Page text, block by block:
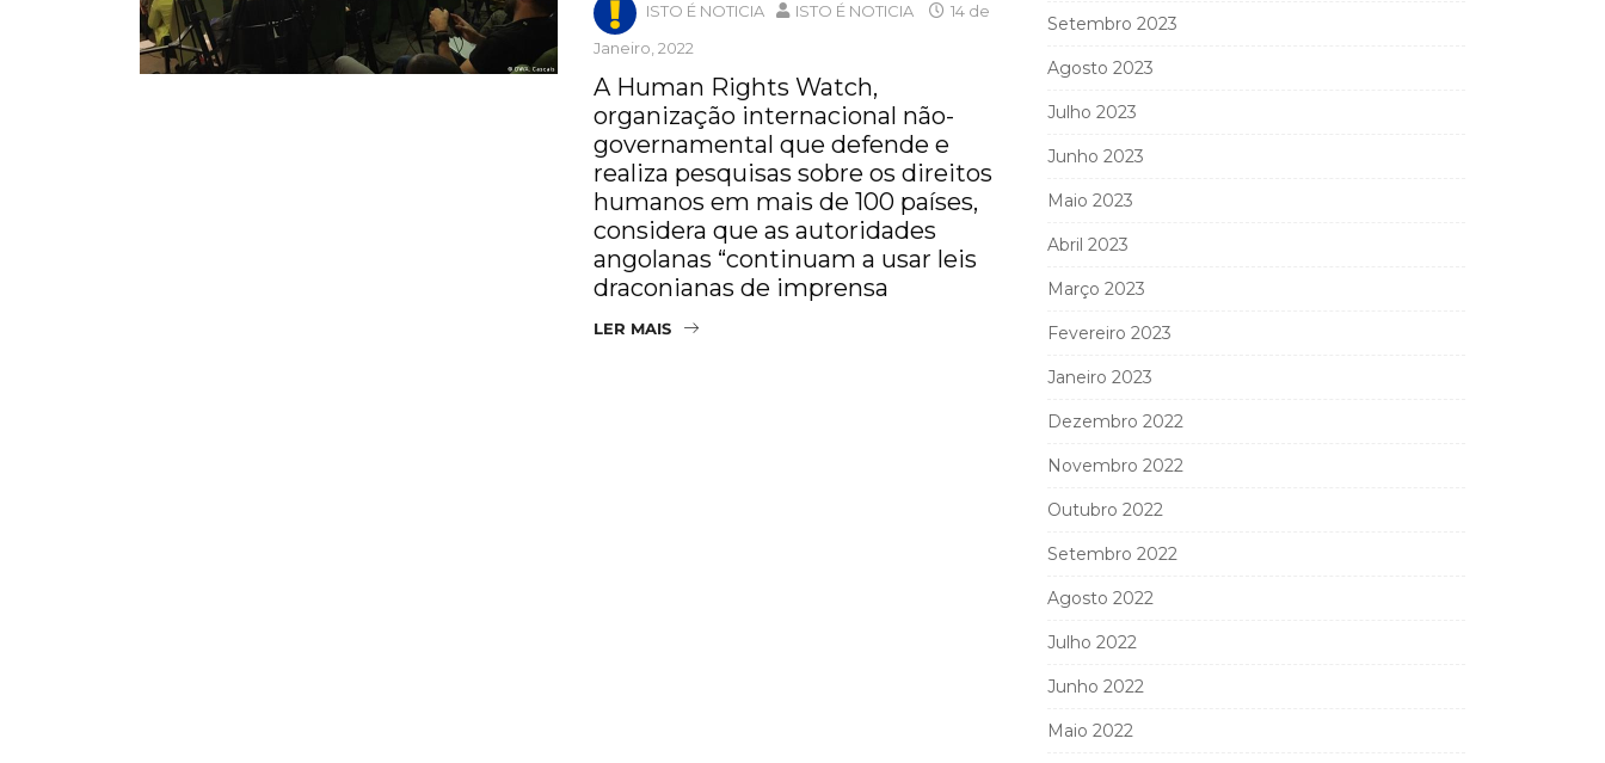
ISTO É NOTICIA ISTO É NOTICIA
14 de
Janeiro, 2022
A Human Rights Watch,
organização internacional não-
governamental que defende e
realiza pesquisas sobre os direitos
humanos em mais de 100 países,
considera que as autoridades
angolanas “continuam a usar leis
draconianas de imprensa
LER MAIS
Setembro 2023
Agosto 2023
Julho 2023
Junho 2023
Maio 2023
Abril 2023
Março 2023
Fevereiro 2023
Janeiro 2023
Dezembro 2022
Novembro 2022
Outubro 2022
Setembro 2022
Agosto 2022
Julho 2022
Junho 2022
Maio 2022